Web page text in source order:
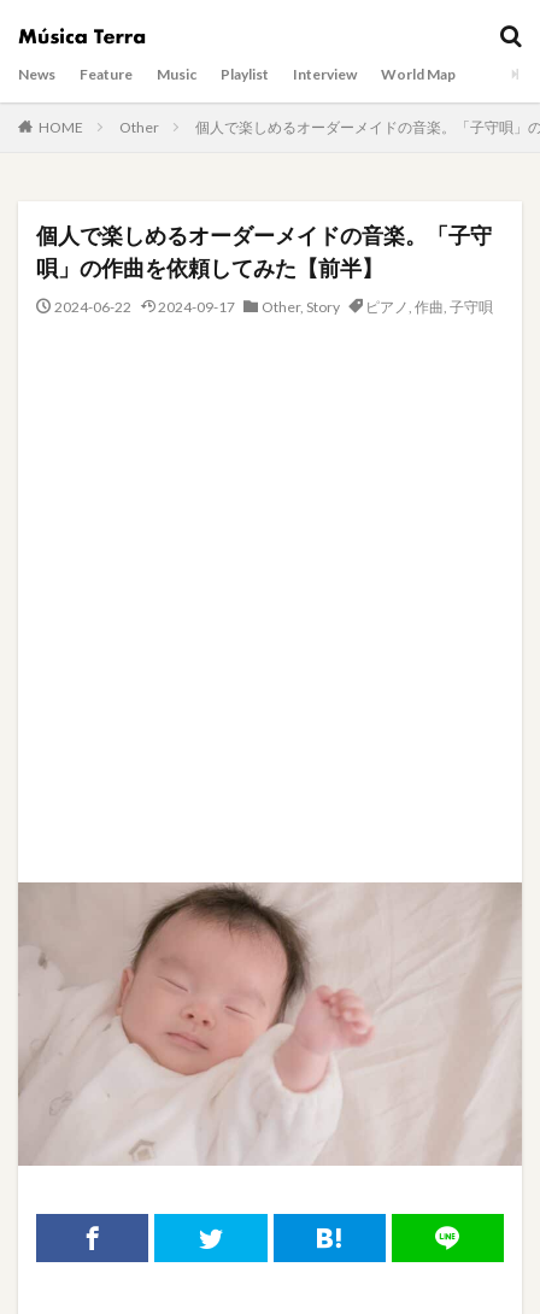
News Feature Music Playlist Interview World Map
HOME Other 個人で楽しめるオーダーメイドの音楽。「子守唄」
個人で楽しめるオーダーメイドの音楽。「子守
唄」の作曲を依頼してみた【前半】
2024-06-22 2024-09-17 Other, Story ピアノ, 作曲, 子守唄